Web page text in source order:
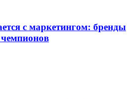
с маркетингом: бренды